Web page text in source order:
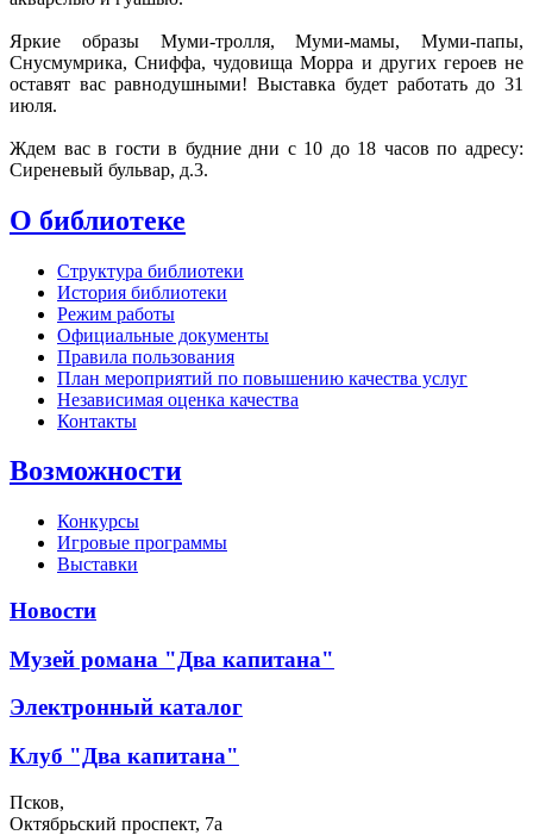
Яркие образы Муми-тролля, Муми-мамы, Муми-папы,
Снусмумрика, Сниффа, чудовища Морра и других героев не
оставят вас равнодушными! Выставка будет работать до 31
июля.
Ждем вас в гости в будние дни с 10 до 18 часов по адресу:
Сиреневый бульвар, д.3.
О библиотеке
Структура библиотеки
История библиотеки
Режим работы
Официальные документы
Правила пользования
План мероприятий по повышению качества услуг
Независимая оценка качества
Контакты
Возможности
Конкурсы
Игровые программы
Выставки
Новости
Музей романа "Два капитана"
Электронный каталог
Клуб "Два капитана"
Псков,
Октябрьский проспект, 7a